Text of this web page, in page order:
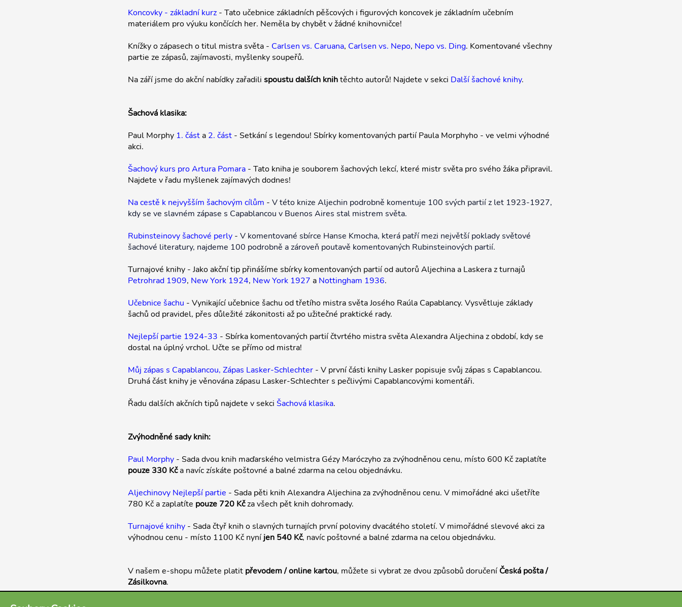
Koncovky - základní kurz - Tato učebnice základních pěšcových i figurových koncovek je základním učebním
materiálem pro výuku končících her. Neměla by chybět v žádné knihovničce!
Knížky o zápasech o titul mistra světa - Carlsen vs. Caruana, Carlsen vs. Nepo, Nepo vs. Ding. Komentované všechny
partie ze zápasů, zajímavosti, myšlenky soupeřů.
Na září jsme do akční nabídky zařadili spoustu dalších knihtěchto autorů! Najdete v sekci Další šachové knihy.
Šachová klasika:
Paul Morphy 1. částa 2. část - Setkání s legendou! Sbírky komentovaných partií Paula Morphyho - ve velmi výhodné
akci.
Šachový kurs pro Artura Pomara - Tato kniha je souborem šachových lekcí, které mistr světa pro svého žáka připravil.
Najdete v řadu myšlenek zajímavých dodnes!
Na cestě k nejvyšším šachovým cílům - V této knize Aljechin podrobně komentuje 100 svých partií z let 1923-1927,
kdy se ve slavném zápase s Capablancou v Buenos Aires stal mistrem světa.
Rubinsteinovy šachové perly - V komentované sbírce Hanse Kmocha, která patří mezi největší poklady světové
šachové literatury, najdeme 100 podrobně a zároveň poutavě komentovaných Rubinsteinových partií.
Turnajové knihy - Jako akční tip přinášíme sbírky komentovaných partií od autorů Aljechina a Laskera z turnajů
Petrohrad 1909, New York 1924, New York 1927 a Nottingham 1936.
Učebnice šachu - Vynikající učebnice šachu od třetího mistra světa Josého Raúla Capablancy. Vysvětluje základy
šachů od pravidel, přes důležité zákonitosti až po užitečné praktické rady.
Nejlepší partie 1924-33 - Sbírka komentovaných partií čtvrtého mistra světa Alexandra Aljechina z období, kdy se
dostal na úplný vrchol. Učte se přímo od mistra!
Můj zápas s Capablancou, Zápas Lasker-Schlechter - V první části knihy Lasker popisuje svůj zápas s Capablancou.
Druhá část knihy je věnována zápasu Lasker-Schlechter s pečlivými Capablancovými komentáři.
Řadu dalších akčních tipů najdete v sekci Šachová klasika.
Zvýhodněné sady knih:
Paul Morphy - Sada dvou knih maďarského velmistra Gézy Maróczyho za zvýhodněnou cenu, místo 600 Kč zaplatíte
pouze 330 Kča navíc získáte poštovné a balné zdarma na celou objednávku.
Aljechinovy Nejlepší partie - Sada pěti knih Alexandra Aljechina za zvýhodněnou cenu. V mimořádné akci ušetříte
780 Kč a zaplatíte pouze 720 Kčza všech pět knih dohromady.
Turnajové knihy - Sada čtyř knih o slavných turnajích první poloviny dvacátého století. V mimořádné slevové akci za
výhodnou cenu - místo 1100 Kč nyní jen 540 Kč, navíc poštovné a balné zdarma na celou objednávku.
V našem e-shopu můžete platit převodem / online kartou, můžete si vybrat ze dvou způsobů doručení Česká pošta /
Zásilkovna.